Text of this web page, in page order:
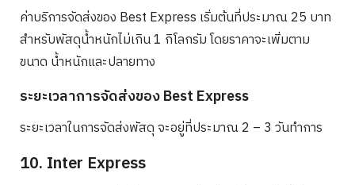
ค่าบริการจัดส่งของ Best Express เริ่มต้นที่ประมาณ 25 บาท
สำหรับพัสดุน้ำหนักไม่เกิน 1 กิโลกรัม โดยราคาจะเพิ่มตาม
ขนาด น้ำหนักและปลายทาง
ระยะเวลาการจัดส่งของ Best Express
ระยะเวลาในการจัดส่งพัสดุ จะอยู่ที่ประมาณ 2 – 3 วันทำการ
10. Inter Express